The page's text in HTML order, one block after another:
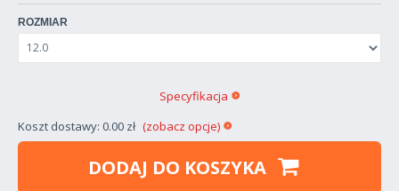
ROZMIAR
Koszt dostawy: 0.00 zł (zobacz opcje)
Specyfikacja
DODAJ DO KOSZYKA